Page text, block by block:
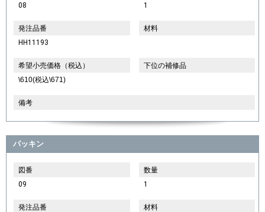
08
1
発注品番
HH11193
材料
希望小売価格（税込）
\610(税込\671)
下位の補修品
備考
パッキン
図番
09
数量
1
発注品番
材料